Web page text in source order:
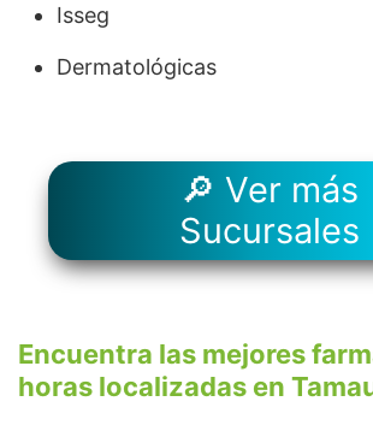
Isseg
Dermatológicas
🔎 Ver más
Sucursales
Encuentra las mejores
horas localizadas en